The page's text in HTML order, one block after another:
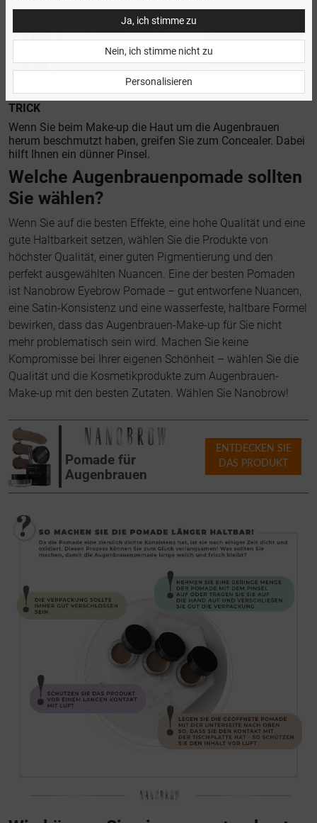
Gel zum
Augenbrauenstylen
ENTDECKEN SIE
TRICK
Wenn Sie beim Make-up die Haut um die Augenbrauen
herum beschmutzt haben, greifen Sie zum Concealer. Dabei
hilft Ihnen ein dünner Pinsel.
Welche Augenbrauenpomade sollten
Sie wählen?
Wenn Sie auf die besten Effekte, eine hohe Qualität und eine
gute Haltbarkeit setzen, wählen Sie die Produkte von
höchster Qualität, einer guten Pigmentierung und den
perfekt ausgewählten Nuancen. Eine der besten Pomaden
ist Nanobrow Eyebrow Pomade – gut entworfene Nuancen,
eine Satin-Konsistenz und eine wasserfeste, haltbare Formel
bewirken, dass das Augenbrauen-Make-up für Sie nicht
mehr problematisch sein wird. Machen Sie keine
Kompromisse bei Ihrer eigenen Schönheit – wählen Sie die
Qualität und die Kosmetikprodukte zum Augenbrauen-
Make-up mit den besten Zutaten. Wählen Sie Nanobrow!
Pomade für
Augenbrauen
ENTDECKEN SIE
DAS PRODUKT
Ja, ich stimme zu
Nein, ich stimme nicht zu
Personalisieren